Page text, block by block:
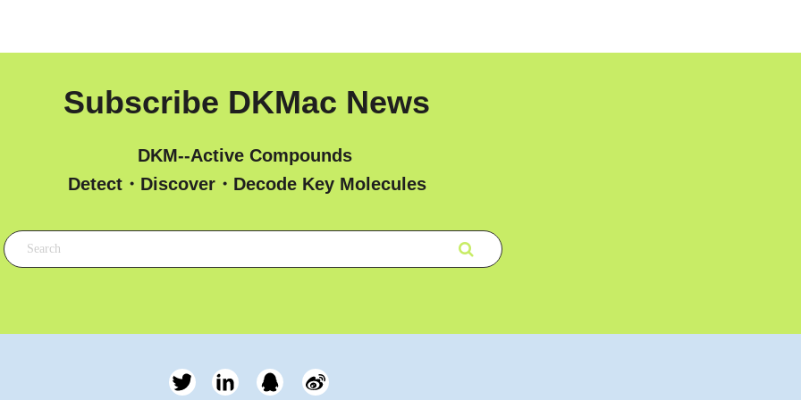
Subscribe DKMac News
DKM--Active Compounds
Detect・Discover・Decode Key Molecules